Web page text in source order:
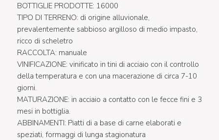
BOTTIGLIE PRODOTTE: 16000
TIPO DI TERRENO: di origine alluvionale,
prevalentemente sabbioso argilloso di medio impasto,
ricco di scheletro
RACCOLTA: manuale
VINIFICAZIONE: vinificato in tini di acciaio con il controllo
della temperatura e con una macerazione di circa 7-10
giorni.
MATURAZIONE: in acciaio a contatto con le fecce fini e 3
mesi in bottiglia.
ABBINAMENTI: Piatti di a base di carne elaborati e
speziati, formaggi di lunga stagionatura